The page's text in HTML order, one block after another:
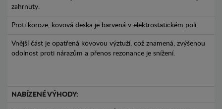
zahrnuty.
Proti koroze, kovová deska je barvená v elektrostatickém poli.
Vnější část je opatřená kovovou výztuží, což znamená, zvýšenou
odolnost proti nárazům a přenos rezonance je snížení.
NABÍZENÉ VÝHODY: